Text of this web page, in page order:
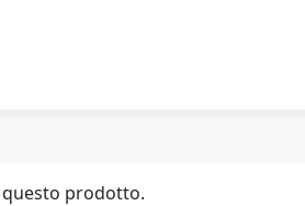
questo prodotto.